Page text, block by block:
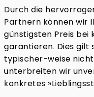
Durch die
Partnern können wir
günstigsten Preis
garantieren. Dies gilt
typischer-weise
unterbreiten wir
konkretes